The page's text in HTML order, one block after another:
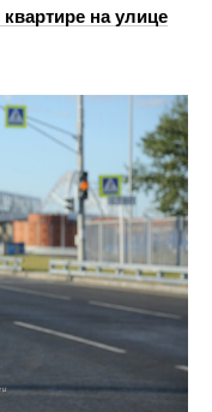
на улице